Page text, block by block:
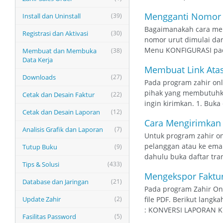
(39)
Install dan Uninstall
(30)
Registrasi dan Aktivasi
(38)
Membuat dan Membuka
Data Kerja
(27)
Downloads
(22)
Cetak dan Desain Faktur
(12)
Cetak dan Desain Laporan
(7)
Analisis Grafik dan Laporan
(9)
Tutup Buku
(433)
Tips & Solusi
(21)
Database dan Jaringan
(2)
Update Zahir
(5)
Fasilitas Password
Mengganti
Bagaimanakah cara
nomor urut dimulai
Menu KONFIGURASI
Membuat Link
Pada program zahir
pihak yang
ingin kirimkan. 1.
Cara
Untuk program zahir
pelanggan atau ke
dahulu buka daftar
Mengekspor
Pada program Zahir
file PDF. Berikut
: KONVERSI